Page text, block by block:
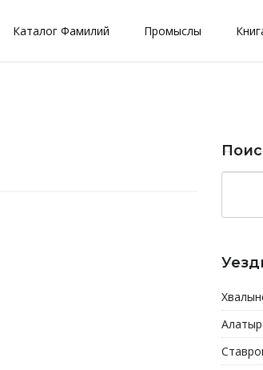
Каталог Фамилий Промыслы